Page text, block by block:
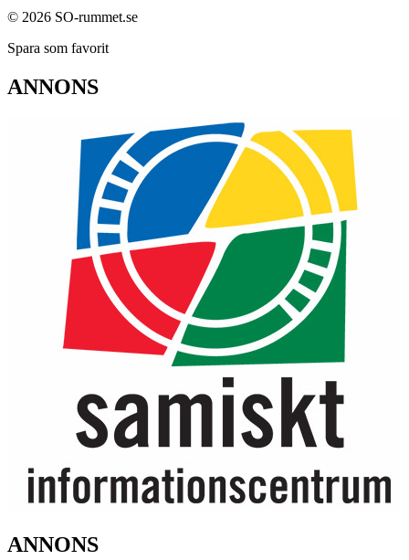
© 2026 SO-rummet.se
Spara som favorit
ANNONS
ANNONS